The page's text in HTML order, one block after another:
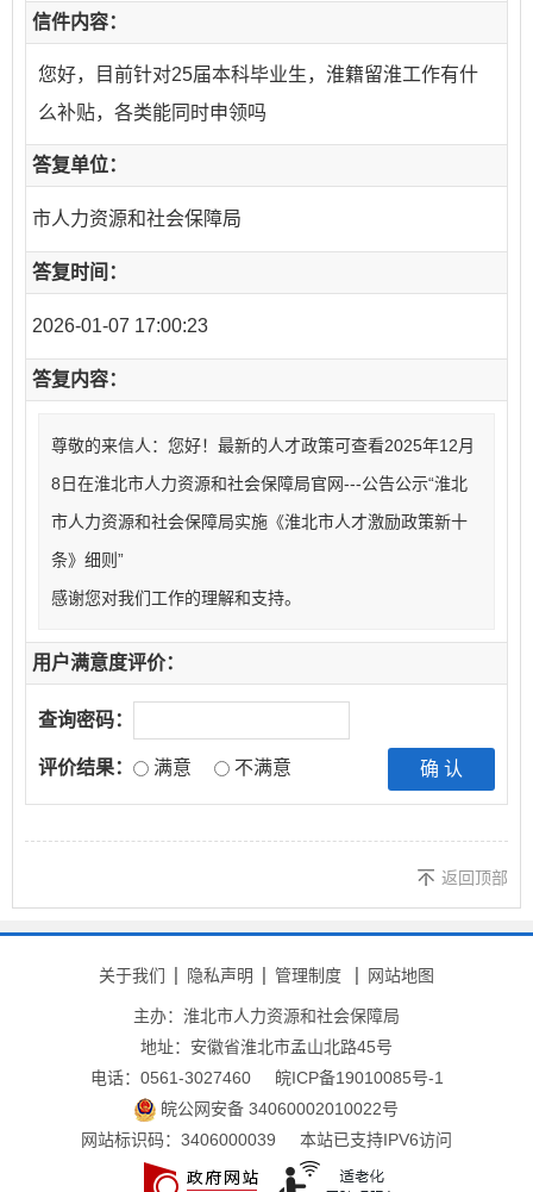
信件内容：
您好，目前针对25届本科毕业生，淮籍留淮工作有什
么补贴，各类能同时申领吗
答复单位：
市人力资源和社会保障局
答复时间：
2026-01-07 17:00:23
答复内容：
尊敬的来信人：您好！ 最新的人才政策可查看2025年12月
8日在淮北市人力资源和社会保障局官网---公告公示“淮北
市人力资源和社会保障局实施《淮北市人才激励政策新十
条》细则”
感谢您对我们工作的理解和支持。
用户满意度评价：
查询密码：
评价结果： 满意 不满意
返回顶部
关于我们 隐私声明 管理制度 网站地图
主办：淮北市人力资源和社会保障局
地址：安徽省淮北市孟山北路45号
电话：0561-3027460
皖ICP备19010085号-1
皖公网安备 34060002010022号
网站标识码：3406000039
本站已支持IPV6访问